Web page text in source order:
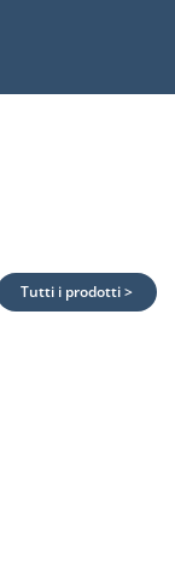
Tutti i prodotti >